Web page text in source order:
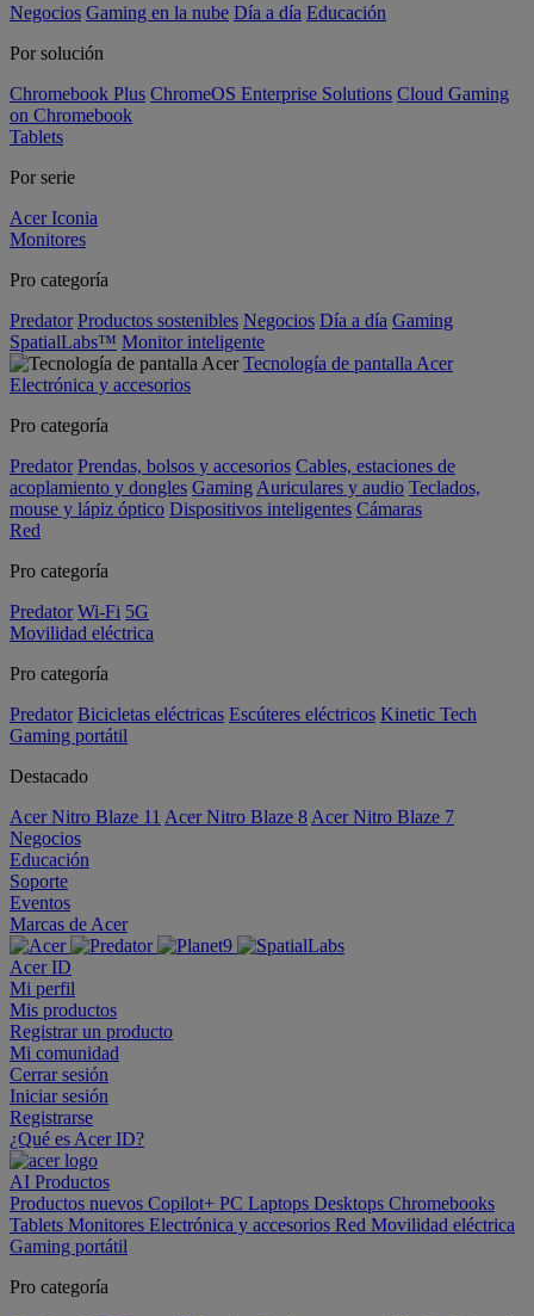
Negocios Gaming en la nube Día a día Educación
Por solución
Chromebook Plus ChromeOS Enterprise Solutions Cloud Gaming
on Chromebook
Tablets
Por serie
Acer Iconia
Monitores
Pro categoría
Predator Productos sostenibles Negocios Día a día Gaming
SpatialLabs™ Monitor inteligente
Tecnología de pantalla Acer
Electrónica y accesorios
Pro categoría
Predator Prendas, bolsos y accesorios Cables, estaciones de
acoplamiento y dongles Gaming Auriculares y audio Teclados,
mouse y lápiz óptico Dispositivos inteligentes Cámaras
Red
Pro categoría
Predator Wi-Fi 5G
Movilidad eléctrica
Pro categoría
Predator Bicicletas eléctricas Escúteres eléctricos Kinetic Tech
Gaming portátil
Destacado
Acer Nitro Blaze 11 Acer Nitro Blaze 8 Acer Nitro Blaze 7
Negocios
Educación
Soporte
Eventos
Marcas de Acer
Acer ID
Mi perfil
Mis productos
Registrar un producto
Mi comunidad
Cerrar sesión
Iniciar sesión
Registrarse
¿Qué es Acer ID?
AI Productos
Productos nuevos Copilot+ PC Laptops Desktops Chromebooks
Tablets Monitores Electrónica y accesorios Red Movilidad eléctrica
Gaming portátil
Pro categoría